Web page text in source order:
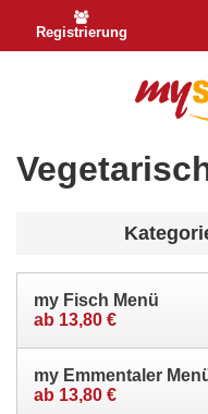
Registrierung
my Fisch Menü
ab 13,80 €
my Emmentaler
ab 13,80 €